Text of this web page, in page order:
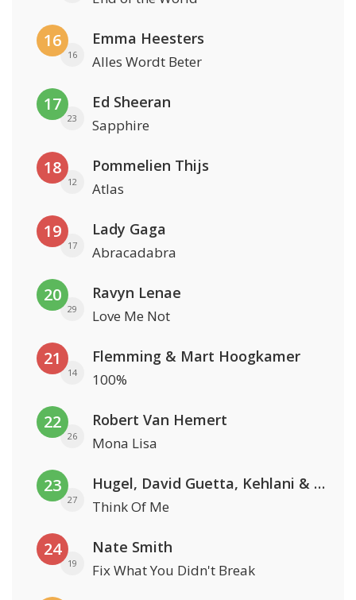
16
16
Emma Heesters
Alles Wordt Beter
17
23
Ed Sheeran
Sapphire
18
12
Pommelien Thijs
Atlas
19
17
Lady Gaga
Abracadabra
20
29
Ravyn Lenae
Love Me Not
21
14
Flemming & Mart Hoogkamer
100%
22
26
Robert Van Hemert
Mona Lisa
23
27
Hugel, David Guetta, Kehlani & Daecolm
Think Of Me
24
19
Nate Smith
Fix What You Didn't Break